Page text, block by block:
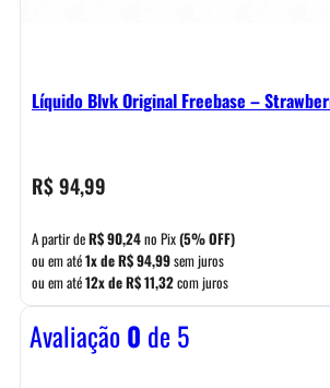
Líquido Blvk Original Freebase –
R$94,99
A partir deR$90,24no Pix(5% OFF)
ou em até1x deR$94,99sem juros
ou em até12x deR$11,32com juros
Avaliação0 de 5